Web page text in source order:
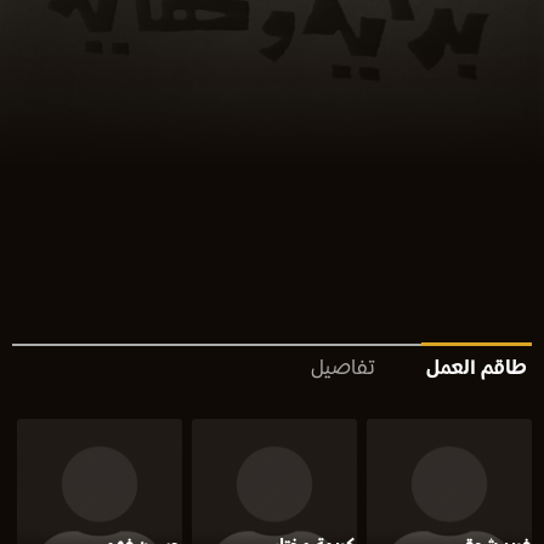
طاقم العمل تفاصيل